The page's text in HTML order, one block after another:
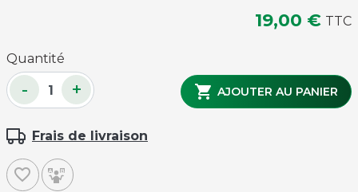
19,00 € TTC
Quantité
- +  AJOUTER AU PANIER
Frais de livraison
favorite_border